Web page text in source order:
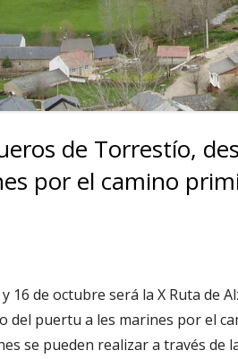
SUBIDA
I RUTA
BAJADA
I RUTA
de Torrestío,
por el camino
16 de octubre será la X Ruta de
del puertu a les marines por el
se pueden realizar a través de